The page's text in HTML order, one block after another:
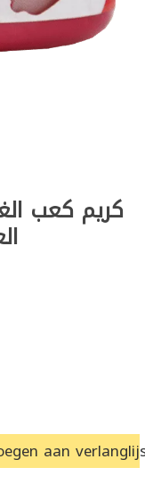
كريم كعب
aan